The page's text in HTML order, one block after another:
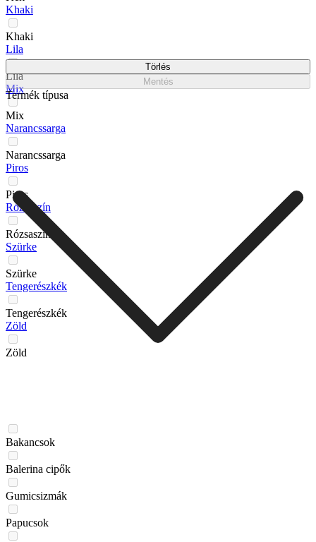
Khaki
Khaki
Lila
Lila
Mix
Mix
Narancssarga
Narancssarga
Piros
Piros
Rózsaszín
Rózsaszín
Szürke
Szürke
Tengerészkék
Tengerészkék
Zöld
Zöld
Törlés
Mentés
Termék típusa
Bakancsok
Balerina cipők
Gumicsizmák
Papucsok